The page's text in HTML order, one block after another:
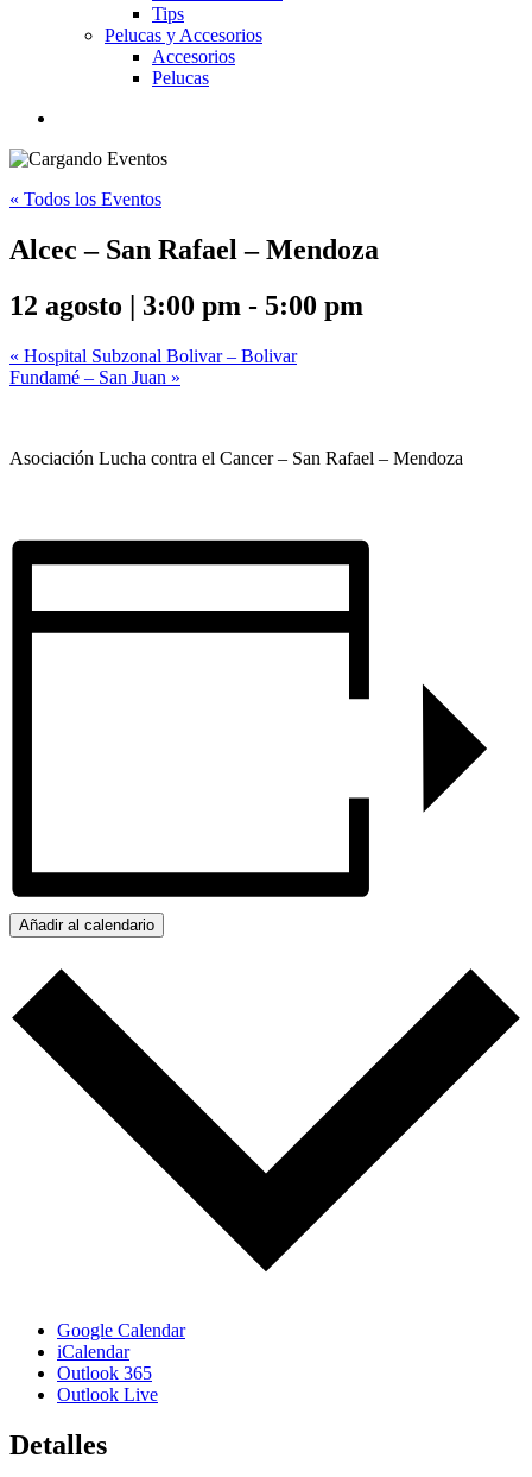
Tips
Pelucas y Accesorios
Accesorios
Pelucas
« Todos los Eventos
Alcec – San Rafael – Mendoza
12 agosto | 3:00 pm - 5:00 pm
« Hospital Subzonal Bolivar – Bolivar
Fundamé – San Juan »
Asociación Lucha contra el Cancer – San Rafael – Mendoza
Añadir al calendario
Google Calendar
iCalendar
Outlook 365
Outlook Live
Detalles